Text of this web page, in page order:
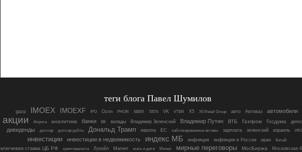
теги блога Павел Шумилов
gazp IMOEX IMOEXF IPO Ozon PHOR SBER TATN VK VTBR X5 X5 Retail Group авто Автоваз автомобили
акции Алроса аналитика банки ВК вклады Владимир Зеленский Владимир Путин ВТБ Газпром Госдума
дивиденды доллар доллар рубль Дональд Трамп европа ЕС заблокированные активы зарплата зеленский израиль
инвестиции инвестиции в недвижимость индекс МБ инфляция инфляция в России иран Китай
ключевая ставка ЦБ РФ криптовалюта Лукойл Магнит мать и дитя Мечел мирные переговоры МосБиржа Московская